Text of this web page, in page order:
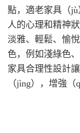
點，適老家具（
人的心理和精神
淡雅、輕鬆、愉
色，例如淺綠色
家具合理性設計
（jìng），增強（